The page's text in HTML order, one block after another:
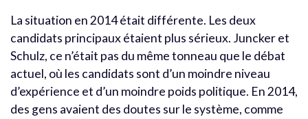
La situation en 2014 était différente. Les deux
candidats principaux étaient plus sérieux. Juncker et
Schulz, ce n’était pas du même tonneau que le débat
actuel, où les candidats sont d’un moindre niveau
d’expérience et d’un moindre poids politique. En 2014,
des gens avaient des doutes sur le système, comme